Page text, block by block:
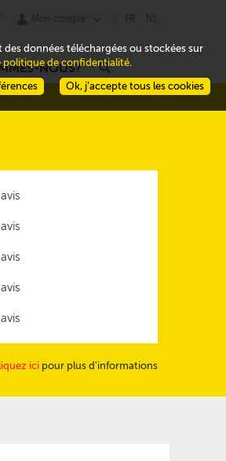
NOUS? r
ici pour plus d'informations
données téléchargées ou stockées sur
politique de confidentialité.
Ok, j’accepte tous les cookies